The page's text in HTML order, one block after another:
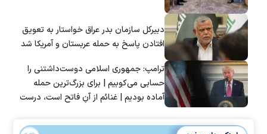
دبیرکل سازمان بدر عراق خواستار به تعویق
افتادن پاسخ به حمله عربستان و آمریکا شد
ترامپ: جمهوری اسلامی دوست‌داشتنی را
حسابی می‌کوبیم | برای بزرگ‌ترین حمله
آماده بودیم | غنائم از آنِ فاتح است، درست